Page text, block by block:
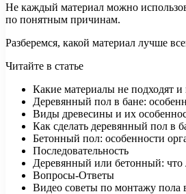
Не каждый материал можно
по понятным причинам.
Разберемся, какой материал лучше
Читайте в статье
Какие материалы не подходят и
Деревянный пол в бане:
Виды древесины и их
Как сделать деревянный пол в
Бетонный пол: особенности
Последовательность
Деревянный или бетонный: что
Вопросы-Ответы
Видео советы по монтажу пола